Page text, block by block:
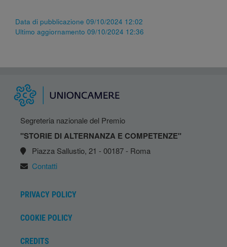
Data di pubblicazione 09/10/2024 12:02
Ultimo aggiornamento 09/10/2024 12:36
Segreteria nazionale del Premio
"STORIE DI ALTERNANZA E COMPETENZE"
Piazza Sallustio, 21 - 00187 - Roma
Contatti
PRIVACY POLICY
COOKIE POLICY
CREDITS